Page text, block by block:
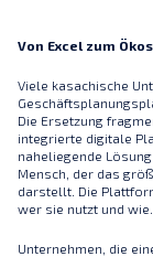
Von Excel zum
Viele kasachische
Die Ersetzung
integrierte digitale
naheliegende
Mensch, der das
darstellt. Die
wer sie nutzt und wie.
Unternehmen, die